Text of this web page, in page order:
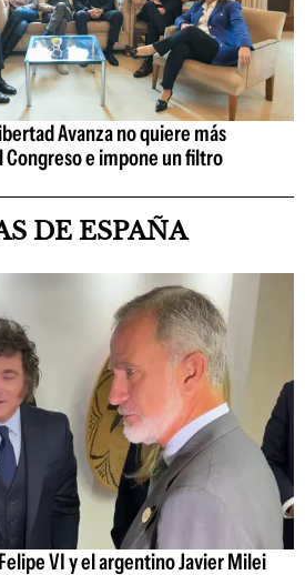
Avanza no quiere más
e impone un filtro
DE ESPAÑA
VI y el argentino Javier Milei